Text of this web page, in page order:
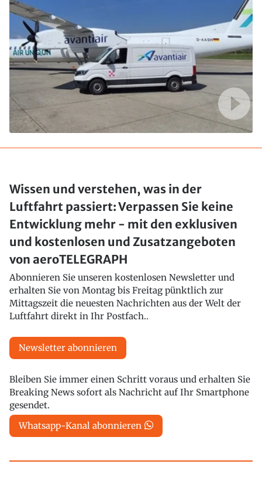
Wissen und verstehen, was in der
Luftfahrt passiert: Verpassen Sie keine
Entwicklung mehr - mit den exklusiven
und kostenlosen und Zusatzangeboten
von aeroTELEGRAPH
Abonnieren Sie unseren kostenlosen Newsletter und
erhalten Sie von Montag bis Freitag pünktlich zur
Mittagszeit die neuesten Nachrichten aus der Welt der
Luftfahrt direkt in Ihr Postfach..
Newsletter abonnieren
Bleiben Sie immer einen Schritt voraus und erhalten Sie
Breaking News sofort als Nachricht auf Ihr Smartphone
gesendet.
Whatsapp-Kanal abonnieren